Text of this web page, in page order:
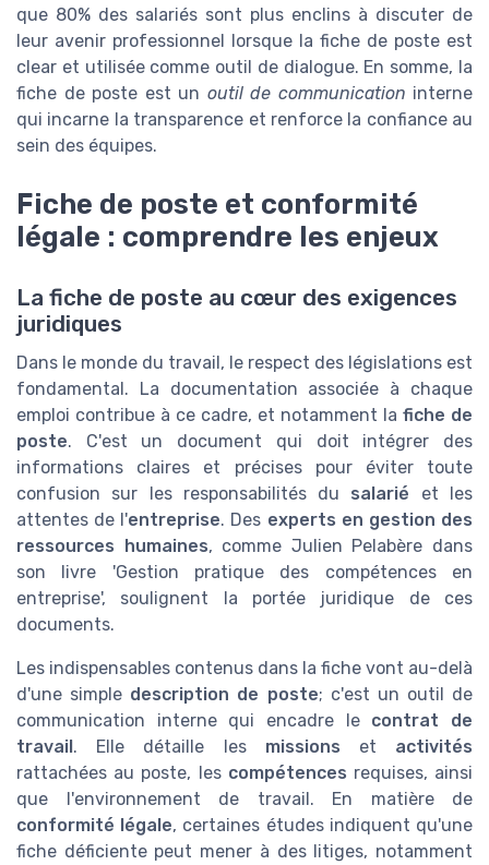
que 80% des salariés sont plus enclins à discuter de
leur avenir professionnel lorsque la fiche de poste est
clear et utilisée comme outil de dialogue. En somme, la
fiche de poste est un outil de communication interne
qui incarne la transparence et renforce la confiance au
sein des équipes.
Fiche de poste et conformité
légale : comprendre les enjeux
La fiche de poste au cœur des exigences
juridiques
Dans le monde du travail, le respect des législations est
fondamental. La documentation associée à chaque
emploi contribue à ce cadre, et notamment la fiche de
poste. C'est un document qui doit intégrer des
informations claires et précises pour éviter toute
confusion sur les responsabilités du salarié et les
attentes de l'entreprise. Des experts en gestion des
ressources humaines, comme Julien Pelabère dans
son livre 'Gestion pratique des compétences en
entreprise', soulignent la portée juridique de ces
documents.
Les indispensables contenus dans la fiche vont au-delà
d'une simple description de poste; c'est un outil de
communication interne qui encadre le contrat de
travail. Elle détaille les missions et activités
rattachées au poste, les compétences requises, ainsi
que l'environnement de travail. En matière de
conformité légale, certaines études indiquent qu'une
fiche déficiente peut mener à des litiges, notamment